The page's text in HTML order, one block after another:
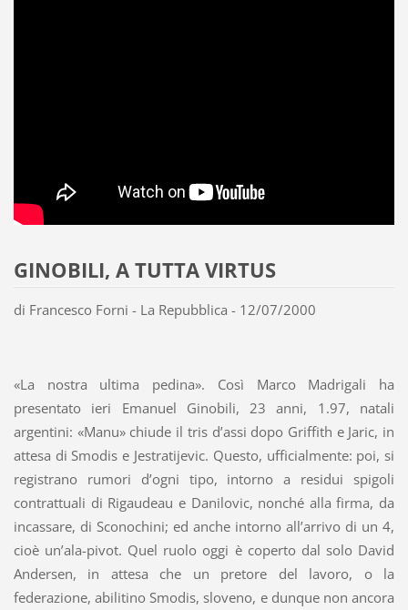
GINOBILI, A TUTTA VIRTUS
di Francesco Forni - La Repubblica - 12/07/2000
«La nostra ultima pedina». Così Marco Madrigali ha
presentato ieri Emanuel Ginobili, 23 anni, 1.97, natali
argentini: «Manu» chiude il tris d’assi dopo Griffith e Jaric, in
attesa di Smodis e Jestratijevic. Questo, ufficialmente: poi, si
registrano rumori d’ogni tipo, intorno a residui spigoli
contrattuali di Rigaudeau e Danilovic, nonché alla firma, da
incassare, di Sconochini; ed anche intorno all’arrivo di un 4,
cioè un’ala-pivot. Quel ruolo oggi è coperto dal solo David
Andersen, in attesa che un pretore del lavoro, o la
federazione, abilitino Smodis, sloveno, e dunque non ancora